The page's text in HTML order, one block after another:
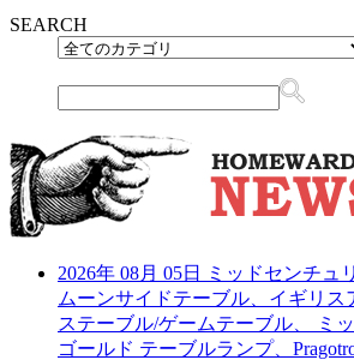
SEARCH
2026年 08月 05日
ミッドセンチ
ムーンサイドテーブル、イギリ
ステーブル/ゲームテーブル、 ミ
ゴールド テーブルランプ、